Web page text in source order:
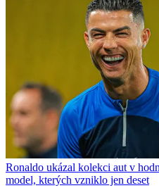
Ronaldo ukázal kolekci aut v
model, kterých vzniklo jen deset